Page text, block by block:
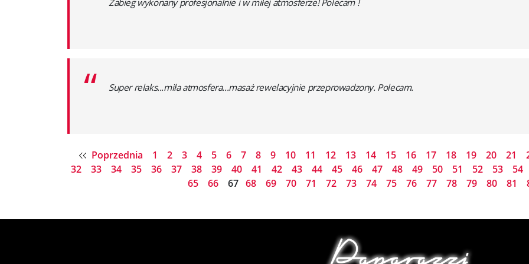
“ Super relaks...miła atmosfera...masaż rewelacyjnie przeprowadzony. Polecam.
Poprzednia 1 2 3 4 5 6 7 8 9 10 11 12 13 14 15 16 17 18 19 20 21
32
33 34 35 36 37 38 39 40 41 42 43 44 45 46 47 48 49 50 51 52 53
54
65
66 67 68 69 70 71 72 73 74 75 76 77 78 79 80 81